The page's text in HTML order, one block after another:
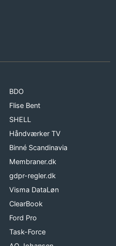
BDO
Flise Bent
SHELL
Håndværker TV
Binné Scandinavia
Membraner.dk
gdpr-regler.dk
Visma DataLøn
ClearBook
Ford Pro
Task-Force